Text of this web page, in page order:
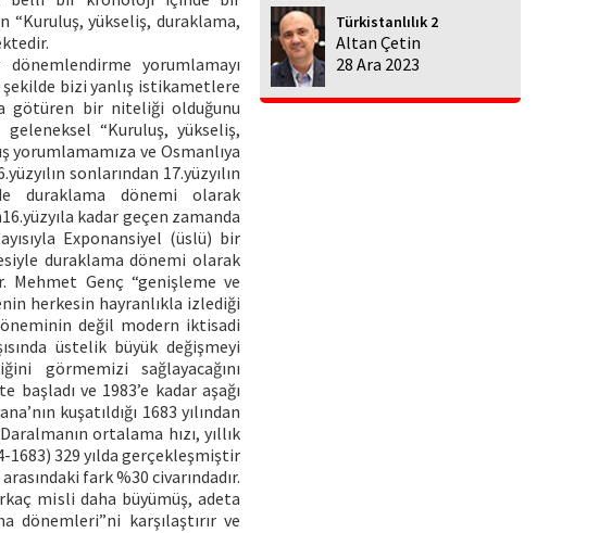
“Kuruluş, yükseliş, duraklama,
yorumlamayı
bizi yanlış istikametlere
götüren bir niteliği olduğunu
geleneksel “Kuruluş, yükseliş,
ve Osmanlıya
sonlarından 17.yüzyılın
duraklama dönemi olarak
kadar geçen zamanda
Exponansiyel (üslü) bir
duraklama dönemi olarak
Mehmet Genç “genişleme ve
herkesin hayranlıkla izlediği
değil modern iktisadi
üstelik büyük değişmeyi
görmemizi sağlayacağını
başladı ve 1983’e kadar aşağı
kuşatıldığı 1683 yılından
ortalama hızı, yıllık
1683) 329 yılda gerçekleşmiştir
fark %30 civarındadır.
misli daha büyümüş, adeta
dönemleri”ni karşılaştırır ve
Türkistanlılık 2
Altan Çetin
28 Ara 2023